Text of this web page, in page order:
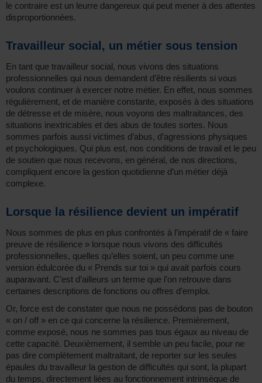
le contraire est un leurre dangereux qui peut mener à des attentes
disproportionnées.
Travailleur social, un métier sous tension
En tant que travailleur social, nous vivons des situations
professionnelles qui nous demandent d’être résilients si vous
voulons continuer à exercer notre métier. En effet, nous sommes
régulièrement, et de manière constante, exposés à des situations
de détresse et de misère, nous voyons des maltraitances, des
situations inextricables et des abus de toutes sortes. Nous
sommes parfois aussi victimes d’abus, d’agressions physiques
et psychologiques. Qui plus est, nos conditions de travail et le peu
de soutien que nous recevons, en général, de nos directions,
compliquent encore la gestion quotidienne d’un métier déjà
complexe.
Lorsque la résilience devient un impératif
Nous sommes de plus en plus confrontés à l’impératif de « faire
preuve de résilience » lorsque nous vivons des difficultés
professionnelles, quelles qu’elles soient, un peu comme une
version édulcorée du « Prends sur toi » qui avait parfois cours
auparavant. C’est d’ailleurs un terme que l’on retrouve dans
certaines descriptions de fonctions ou offres d’emploi.
Or, force est de constater que nous ne possédons pas de bouton
« on / off » en ce qui concerne la résilience. Premièrement,
comme exposé, nous ne sommes pas tous égaux au niveau de
cette capacité. Deuxièmement, il semble un peu facile, pour ne
pas dire complètement maltraitant, de reporter sur les seules
épaules du travailleur la gestion de difficultés qui sont, la plupart
du temps, directement liées au fonctionnement intrinsèque de